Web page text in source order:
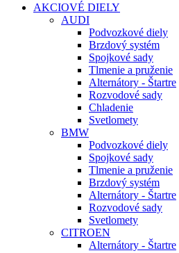
AKCIOVÉ DIELY
AUDI
Podvozkové diely
Brzdový systém
Spojkové sady
Tlmenie a pruženie
Alternátory - Štartre
Rozvodové sady
Chladenie
Svetlomety
BMW
Podvozkové diely
Spojkové sady
Tlmenie a pruženie
Brzdový systém
Alternátory - Štartre
Rozvodové sady
Svetlomety
CITROEN
Alternátory - Štartre